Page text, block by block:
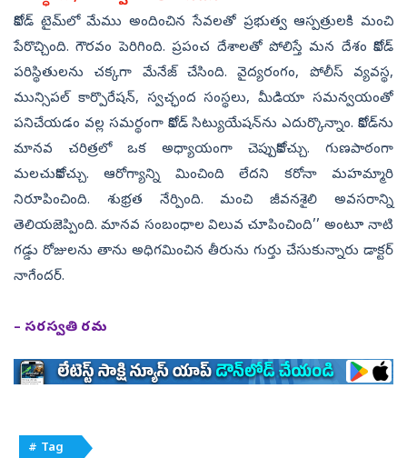
కోవిడ్‌ టైమ్‌లో మేము అందించిన సేవలతో ప్రభుత్వ ఆస్పత్రులకి మంచి
పేరొచ్చింది. గౌరవం పెరిగింది. ప్రపంచ దేశాలతో పోలిస్తే మన దేశం కోవిడ్‌
పరిస్థితులను చక్కగా మేనేజ్‌ చేసింది. వైద్యరంగం, పోలీస్‌ వ్యవస్థ,
మున్సిపల్‌ కార్పొరేషన్, స్వచ్ఛంద సంస్థలు, మీడియా సమన్వయంతో
పనిచేయడం వల్ల సమర్థంగా కోవిడ్‌ సిట్యుయేషన్‌ను ఎదుర్కొన్నాం. కోవిడ్‌ను
మానవ చరిత్రలో ఒక అధ్యాయంగా చెప్పుకోవచ్చు. గుణపాఠంగా
మలచుకోవచ్చు. ఆరోగ్యాన్ని మించింది లేదని కరోనా మహమ్మారి
నిరూపించింది. శుభ్రత నేర్పింది. మంచి జీవనశైలి అవసరాన్ని
తెలియజెప్పింది. మానవ సంబంధాల విలువ చూపించింది’’ అంటూ నాటి
గడ్డు రోజులను తాను అధిగమించిన తీరును గుర్తు చేసుకున్నారు డాక్టర్‌
నాగేందర్‌.
– సరస్వతి రమ
# Tag